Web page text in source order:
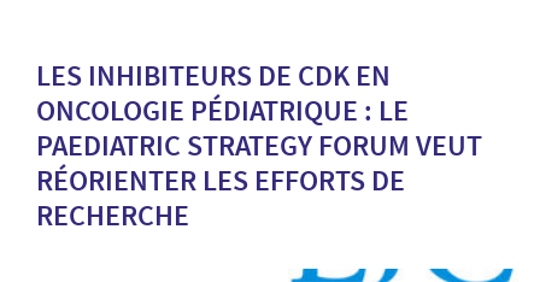
LES INHIBITEURS DE CDK EN
ONCOLOGIE PÉDIATRIQUE : LE
PAEDIATRIC STRATEGY FORUM VEUT
RÉORIENTER LES EFFORTS DE
RECHERCHE